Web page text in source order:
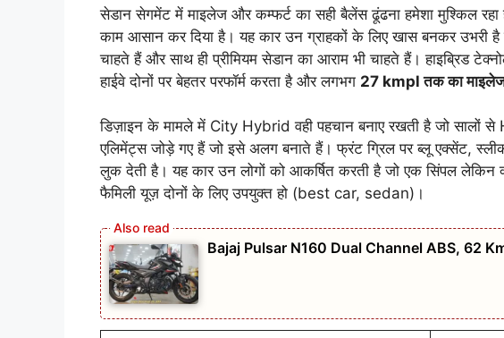
सेडान सेगमेंट में माइलेज और कम्फर्ट का सही बैलेंस ढूंढना हमेशा मुश्किल
काम आसान कर दिया है। यह कार उन ग्राहकों के लिए खास बनकर उभरी है
चाहते हैं और साथ ही प्रीमियम सेडान का आराम भी चाहते हैं। हाइब्रिड
हाईवे दोनों पर बेहतर परफॉर्म करता है और लगभग 27 kmpl तक का
डिज़ाइन के मामले में City Hybrid वही पहचान बनाए रखती है जो
एलिमेंट्स जोड़े गए हैं जो इसे अलग बनाते हैं। फ्रंट ग्रिल पर ब्लू एक्सेंट, स्लीक
लुक देती है। यह कार उन लोगों को आकर्षित करती है जो एक सिंपल लेकिन
फैमिली यूज़ दोनों के लिए उपयुक्त हो (best car, sedan)।
Bajaj Pulsar N160 Dual Channel ABS, 62